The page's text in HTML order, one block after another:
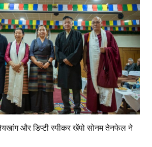
और डिप्टी स्पीकर खेंपो सोनम तेनफेल ने